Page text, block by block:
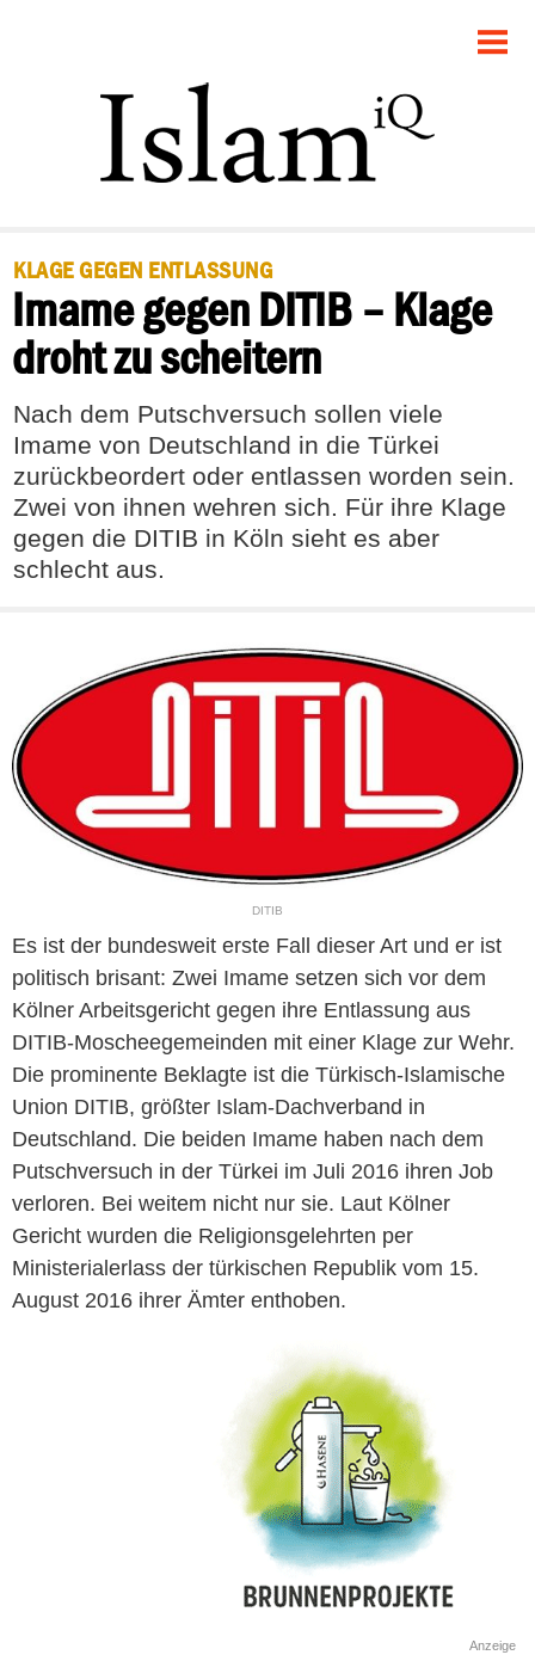
POLITIK
RECHT
PANORAMA
FEUILLETON
DEBATTE
KLAGE GEGEN ENTLASSUNG
Imame gegen DITIB – Klage
droht zu scheitern
Nach dem Putschversuch sollen viele
Imame von Deutschland in die Türkei
zurückbeordert oder entlassen worden sein.
Zwei von ihnen wehren sich. Für ihre Klage
gegen die DITIB in Köln sieht es aber
schlecht aus.
DITIB
Es ist der bundesweit erste Fall dieser Art und er ist
politisch brisant: Zwei Imame setzen sich vor dem
Kölner Arbeitsgericht gegen ihre Entlassung aus
DITIB-Moscheegemeinden mit einer Klage zur Wehr.
Die prominente Beklagte ist die Türkisch-Islamische
Union DITIB, größter Islam-Dachverband in
Deutschland. Die beiden Imame haben nach dem
Putschversuch in der Türkei im Juli 2016 ihren Job
verloren. Bei weitem nicht nur sie. Laut Kölner
Gericht wurden die Religionsgelehrten per
Ministerialerlass der türkischen Republik vom 15.
August 2016 ihrer Ämter enthoben.
Anzeige